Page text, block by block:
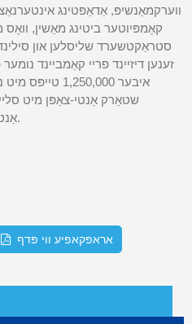
ווערקמאַנשיפּ, אַדאַפּטינג
קאָמפּיוטער ביטינג מאַשין,
סטראַקטשערד שליסלען און
זענען דיזיינד פריי קאַמביינד
איבער
שטאַרק אַנטי-צאַפּן מיט
אַנטי-בויער שטאָל נאָדל, שפּיץ זיכער.
אראפקאפיע ווי פּדף